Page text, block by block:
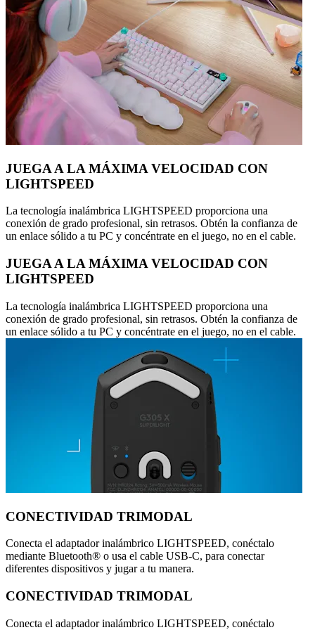
JUEGA A LA MÁXIMA VELOCIDAD CON
LIGHTSPEED
La tecnología inalámbrica LIGHTSPEED proporciona una
conexión de grado profesional, sin retrasos. Obtén la confianza de
un enlace sólido a tu PC y concéntrate en el juego, no en el cable.
JUEGA A LA MÁXIMA VELOCIDAD CON
LIGHTSPEED
La tecnología inalámbrica LIGHTSPEED proporciona una
conexión de grado profesional, sin retrasos. Obtén la confianza de
un enlace sólido a tu PC y concéntrate en el juego, no en el cable.
CONECTIVIDAD TRIMODAL
Conecta el adaptador inalámbrico LIGHTSPEED, conéctalo
mediante Bluetooth® o usa el cable USB-C, para conectar
diferentes dispositivos y jugar a tu manera.
CONECTIVIDAD TRIMODAL
Conecta el adaptador inalámbrico LIGHTSPEED, conéctalo